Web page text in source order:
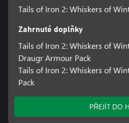
Tails of Iron 2: Whiskers of
Zahrnuté doplňky
Tails of Iron 2: Whiskers of
Draugr Armour Pack
Tails of Iron 2: Whiskers of
Pack
PŘEJÍT DO